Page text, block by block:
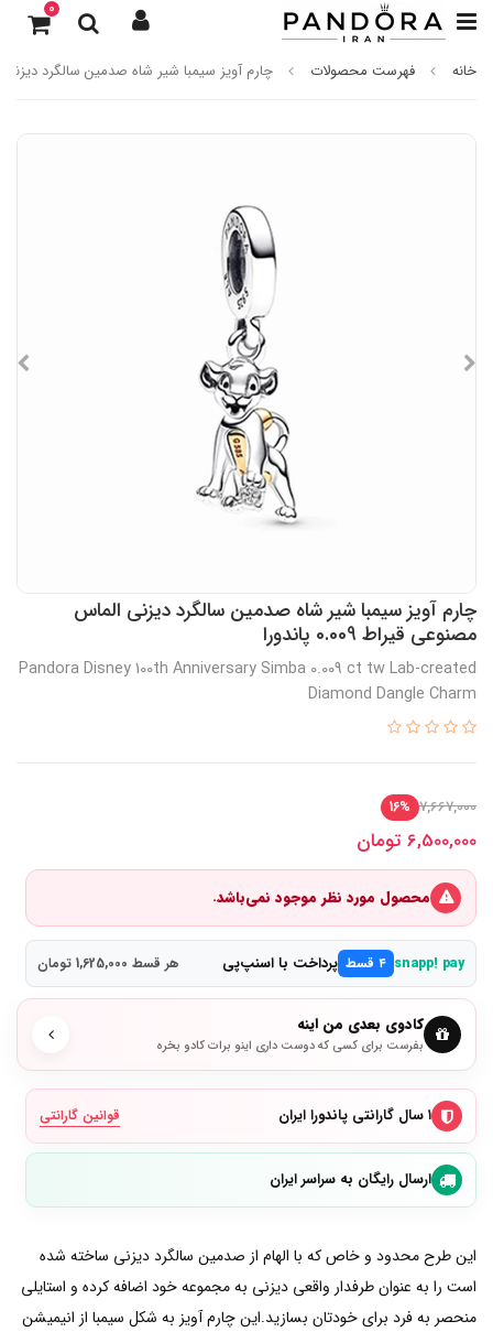
0
خانه فهرست محصولات چارم آویز سیمبا شیر شاه صدمین سالگرد دیزنی الماس
چارم آویز سیمبا شیر شاه صدمین سالگرد دیزنی الماس
مصنوعی قیراط 0.009 پاندورا
Pandora Disney 100th Anniversary Simba 0.009 ct tw Lab-created
Diamond Dangle Charm
7,667,000
16%
6,500,000 تومان
محصول مورد نظر موجود نمی‌باشد.
snapp! pay ۴ قسط پرداخت با اسنپ‌پی هر قسط 1,625,000 تومان
کادوی بعدی من اینه
بفرست برای کسی که دوست داری اینو برات کادو بخره
۱ سال گارانتی پاندورا ایران قوانین گارانتی
ارسال رایگان به سراسر ایران
این طرح محدود و خاص که با الهام از صدمین سالگرد دیزنی ساخته شده
است را به عنوان طرفدار واقعی دیزنی به مجموعه خود اضافه کرده و استایلی
منحصر به فرد برای خودتان بسازید.این چارم آویز به شکل سیمبا از انیمیشن